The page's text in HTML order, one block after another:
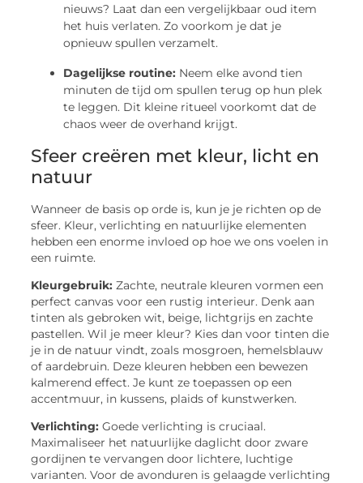
nieuws? Laat dan een vergelijkbaar oud item
het huis verlaten. Zo voorkom je dat je
opnieuw spullen verzamelt.
Dagelijkse routine: Neem elke avond tien
minuten de tijd om spullen terug op hun plek
te leggen. Dit kleine ritueel voorkomt dat de
chaos weer de overhand krijgt.
Sfeer creëren met kleur, licht en
natuur
Wanneer de basis op orde is, kun je je richten op de
sfeer. Kleur, verlichting en natuurlijke elementen
hebben een enorme invloed op hoe we ons voelen in
een ruimte.
Kleurgebruik: Zachte, neutrale kleuren vormen een
perfect canvas voor een rustig interieur. Denk aan
tinten als gebroken wit, beige, lichtgrijs en zachte
pastellen. Wil je meer kleur? Kies dan voor tinten die
je in de natuur vindt, zoals mosgroen, hemelsblauw
of aardebruin. Deze kleuren hebben een bewezen
kalmerend effect. Je kunt ze toepassen op een
accentmuur, in kussens, plaids of kunstwerken.
Verlichting: Goede verlichting is cruciaal.
Maximaliseer het natuurlijke daglicht door zware
gordijnen te vervangen door lichtere, luchtige
varianten. Voor de avonduren is gelaagde verlichting